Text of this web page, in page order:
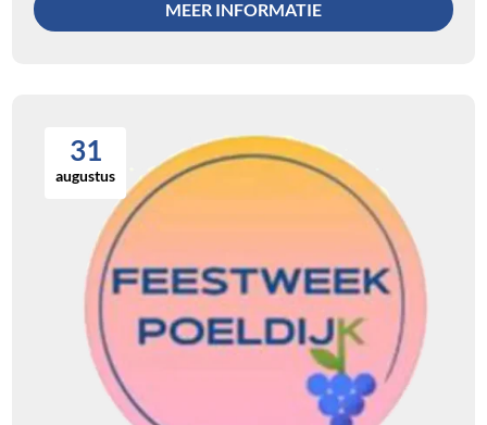
MEER INFORMATIE
31
augustus